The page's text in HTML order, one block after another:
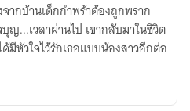
กบ้านเด็กกำพร้าต้องถูกพราก
ญ...เวลาผ่านไป เขากลับมาในชีวิต
มีหัวใจไว้รักเธอแบบน้องสาวอีกต่อ